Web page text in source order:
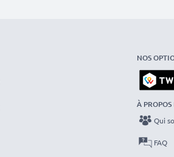
NOS
À PROPOS
Qui
FAQ